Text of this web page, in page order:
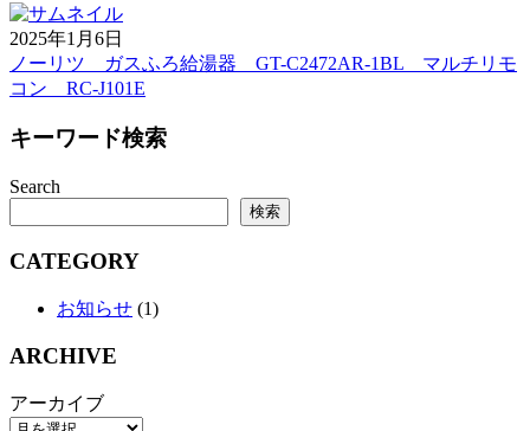
2025年1月6日
ノーリツ ガスふろ給湯器 GT-C2472AR-1BL マルチリモ
コン RC-J101E
キーワード検索
Search
検索
CATEGORY
お知らせ (1)
ARCHIVE
アーカイブ